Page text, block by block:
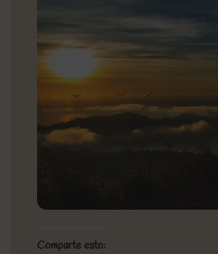
Comparte esto: